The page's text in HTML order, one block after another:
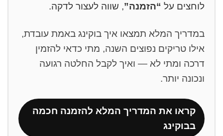
לוחצים על “הזמנה”, שווה לעצור לדקה.
במדריך המלא תמצאו איך בוקינג באמת עובדת,
אילו טריקים נפוצים השנה, מתי כדאי להזמין
דרכה ומתי לא — ואיך לקבל החלטה רגועה
ונכונה יותר.
קראו את המדריך המלא להזמנה חכמה
בבוקינג